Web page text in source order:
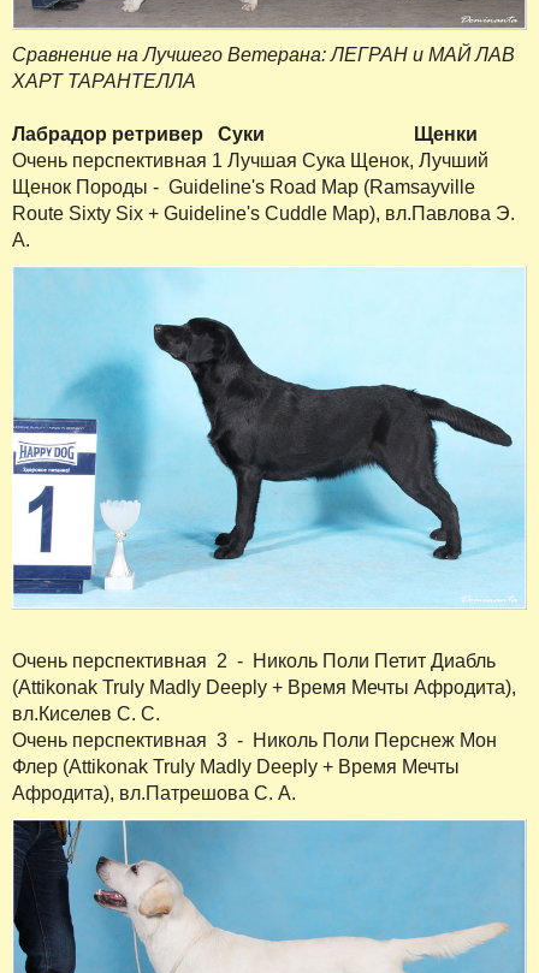
Сравнение на Лучшего Ветерана: ЛЕГРАН и МАЙ ЛАВ
ХАРТ ТАРАНТЕЛЛА
Лабрадор ретривер Суки
Щенки
Очень перспективная 1 Лучшая Сука Щенок, Лучший
Щенок Породы - Guideline's Road Map (Ramsayville
Route Sixty Six + Guideline's Cuddle Map), вл.Павлова Э.
А.
Очень перспективная 2 - Николь Поли Петит Диабль
(Attikonak Truly Madly Deeply + Время Мечты Афродита),
вл.Киселев С. С.
Очень перспективная 3 - Николь Поли Перснеж Мон
Флер (Attikonak Truly Madly Deeply + Время Мечты
Афродита), вл.Патрешова С. А.